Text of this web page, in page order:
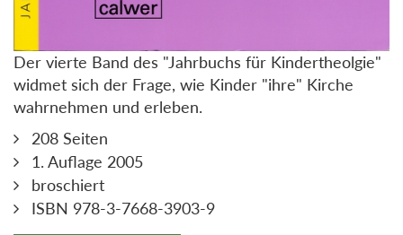
Der vierte Band des "Jahrbuchs für Kindertheolgie"
widmet sich der Frage, wie Kinder "ihre" Kirche
wahrnehmen und erleben.
208 Seiten
1. Auflage 2005
broschiert
ISBN 978-3-7668-3903-9